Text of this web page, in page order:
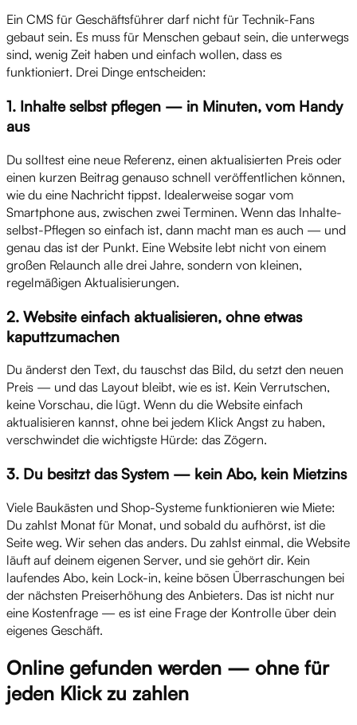
Ein CMS für Geschäftsführer darf nicht für Technik-Fans
gebaut sein. Es muss für Menschen gebaut sein, die unterwegs
sind, wenig Zeit haben und einfach wollen, dass es
funktioniert. Drei Dinge entscheiden:
1. Inhalte selbst pflegen — in Minuten, vom Handy
aus
Du solltest eine neue Referenz, einen aktualisierten Preis oder
einen kurzen Beitrag genauso schnell veröffentlichen können,
wie du eine Nachricht tippst. Idealerweise sogar vom
Smartphone aus, zwischen zwei Terminen. Wenn das Inhalte-
selbst-Pflegen so einfach ist, dann macht man es auch — und
genau das ist der Punkt. Eine Website lebt nicht von einem
großen Relaunch alle drei Jahre, sondern von kleinen,
regelmäßigen Aktualisierungen.
2. Website einfach aktualisieren, ohne etwas
kaputtzumachen
Du änderst den Text, du tauschst das Bild, du setzt den neuen
Preis — und das Layout bleibt, wie es ist. Kein Verrutschen,
keine Vorschau, die lügt. Wenn du die Website einfach
aktualisieren kannst, ohne bei jedem Klick Angst zu haben,
verschwindet die wichtigste Hürde: das Zögern.
3. Du besitzt das System — kein Abo, kein Mietzins
Viele Baukästen und Shop-Systeme funktionieren wie Miete:
Du zahlst Monat für Monat, und sobald du aufhörst, ist die
Seite weg. Wir sehen das anders. Du zahlst einmal, die Website
läuft auf deinem eigenen Server, und sie gehört dir. Kein
laufendes Abo, kein Lock-in, keine bösen Überraschungen bei
der nächsten Preiserhöhung des Anbieters. Das ist nicht nur
eine Kostenfrage — es ist eine Frage der Kontrolle über dein
eigenes Geschäft.
Online gefunden werden — ohne für
jeden Klick zu zahlen